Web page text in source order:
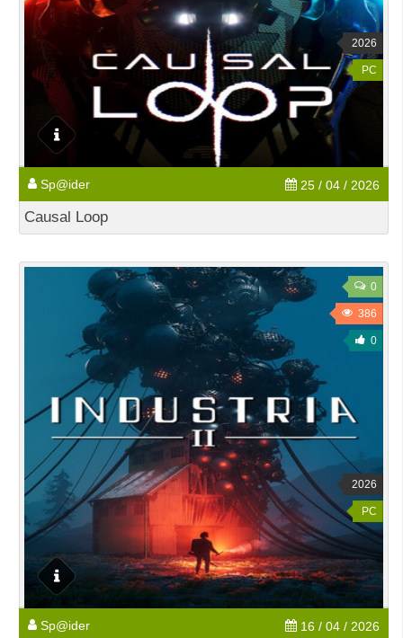
2026
PC
Sp@ider 25 / 04 / 2026
Causal Loop
0
386
0
2026
PC
Sp@ider 16 / 04 / 2026